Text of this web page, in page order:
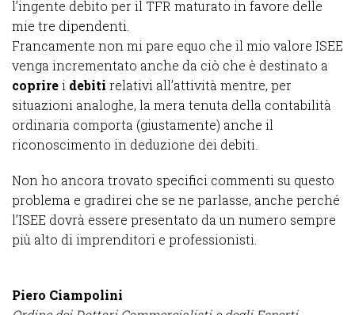
l’ingente debito per il TFR maturato in favore delle
mie tre dipendenti.
Francamente non mi pare equo che il mio valore ISEE
venga incrementato anche da ciò che è destinato a
coprirei debiti relativi all’attività mentre, per
situazioni analoghe, la mera tenuta della contabilità
ordinaria comporta (giustamente) anche il
riconoscimento in deduzione dei debiti.
Non ho ancora trovato specifici commenti su questo
problema e gradirei che se ne parlasse, anche perché
l’ISEE dovrà essere presentato da un numero sempre
più alto di imprenditori e professionisti.
Piero Ciampolini